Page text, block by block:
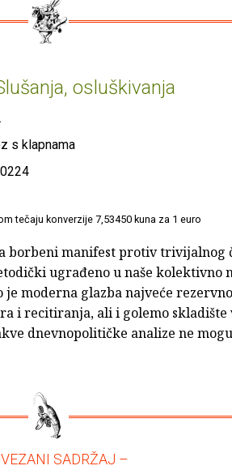
osluškivanja
s klapnama
tečaju konverzije 7,53450 kuna za 1 euro
borbeni manifest protiv trivijalnog
ugrađeno u naše kolektivno
je moderna glazba najveće
i recitiranja, ali i golemo
dnevnopolitičke analize ne mogu
SADRŽAJ –